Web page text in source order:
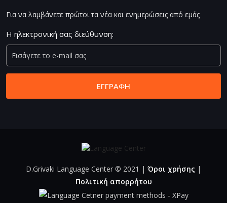
Για να λαμβάνετε πρώτοι τα νέα και ενημερώσεις από εμάς
Η ηλεκτρονική σας διεύθυνση:
ΕΓΓΡΑΦΉ
D.Grivaki Language Center © 2021 | Όροι χρήσης |
Πολιτική απορρήτου